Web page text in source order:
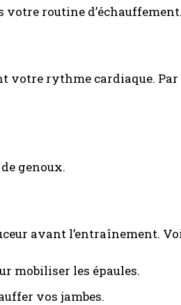
routine d’échauffement.
votre rythme cardiaque. Par
genoux.
avant l’entraînement.
mobiliser les épaules.
vos jambes.